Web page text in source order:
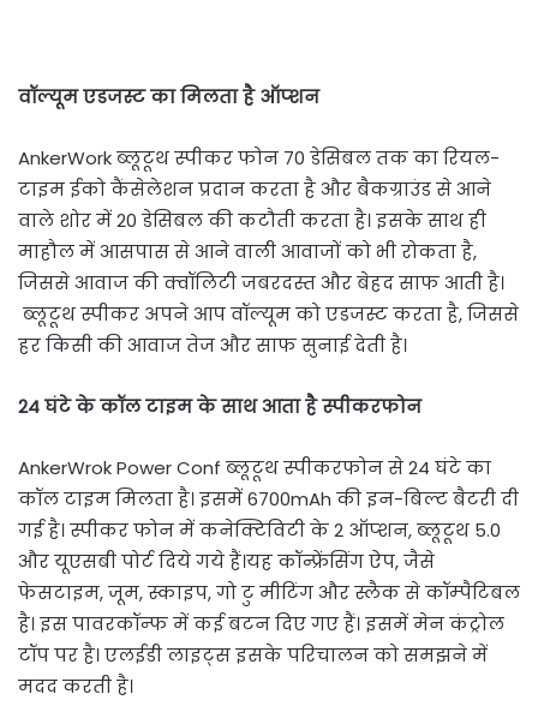
वॉल्यूम एडजस्ट का मिलता है ऑप्शन
AnkerWork ब्लूटूथ स्पीकर फोन 70 डेसिबल तक का रियल-
टाइम ईको कैंसेलेशन प्रदान करता है और बैकग्राउंड से आने
वाले शोर में 20 डेसिबल की कटौती करता है। इसके साथ ही
माहौल में आसपास से आने वाली आवाजों को भी रोकता है,
जिससे आवाज की क्वॉलिटी जबरदस्त और बेहद साफ आती है।
ब्लूटूथ स्पीकर अपने आप वॉल्यूम को एडजस्ट करता है, जिससे
हर किसी की आवाज तेज और साफ सुनाई देती है।
24 घंटे के कॉल टाइम के साथ आता है स्पीकरफोन
AnkerWrok Power Conf ब्लूटूथ स्पीकरफोन से 24 घंटे का
कॉल टाइम मिलता है। इसमें 6700mAh की इन-बिल्ट बैटरी दी
गई है। स्पीकर फोन में कनेक्टिविटी के 2 ऑप्शन, ब्लूटूथ 5.0
और यूएसबी पोर्ट दिये गये हैं।यह कॉन्फ्रेंसिंग ऐप, जैसे
फेसटाइम, जूम, स्काइप, गो टु मीटिंग और स्लैक से कॉम्‍पैटिबल
है। इस पावरकॉन्‍फ में कई बटन दिए गए हैं। इसमें मेन कंट्रोल
टॉप पर है। एलईडी लाइट्स इसके परिचालन को समझने में
मदद करती है।